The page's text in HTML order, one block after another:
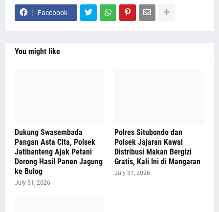
Facebook
You might like
Dukung Swasembada
Pangan Asta Cita, Polsek
Jatibanteng Ajak Petani
Dorong Hasil Panen Jagung
ke Bulog
July 31, 2026
Polres Situbondo dan
Polsek Jajaran Kawal
Distribusi Makan Bergizi
Gratis, Kali Ini di Mangaran
July 31, 2026